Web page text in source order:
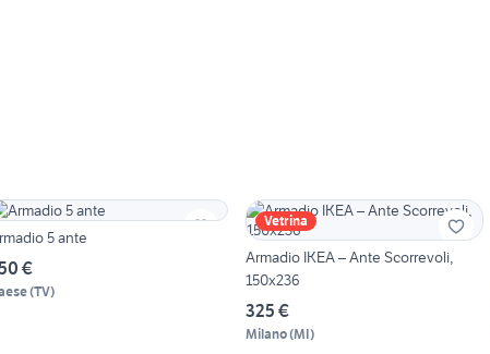
5 ante
€
(TV)
Vetrina
Armadio IKEA – Ante Scorrevoli,
150x236
325 €
Milano(MI)